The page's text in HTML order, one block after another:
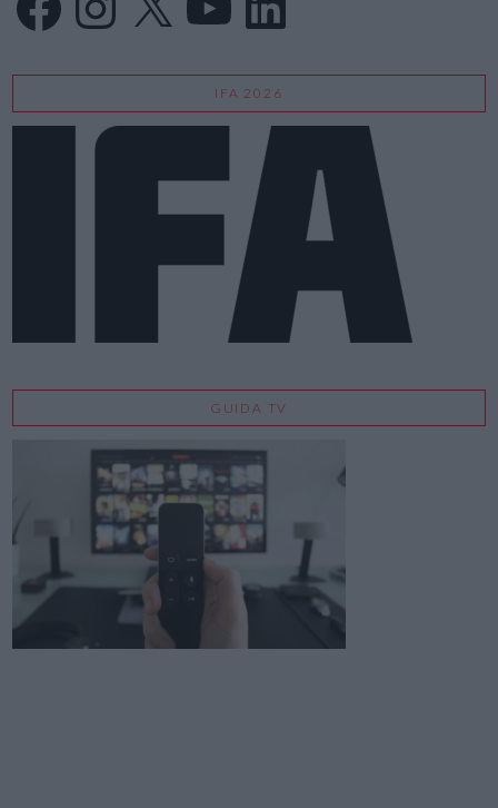
IFA 2026
GUIDA TV